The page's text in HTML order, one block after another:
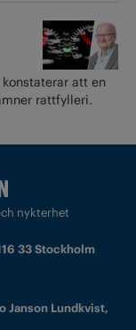
att en
rattfylleri.
nykterhet
33 Stockholm
Janson Lundkvist,